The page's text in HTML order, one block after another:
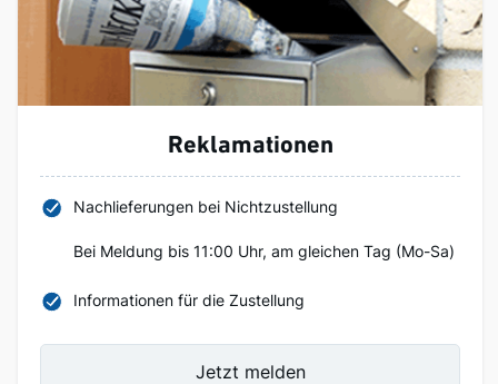
Reklamationen
Nachlieferungen bei Nichtzustellung
Bei Meldung bis 11:00 Uhr, am gleichen Tag (Mo-Sa)
Informationen für die Zustellung
Jetzt melden